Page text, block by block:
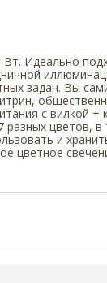
Идеально
задач. Вы
с вилкой +
цветов,
и
цветное